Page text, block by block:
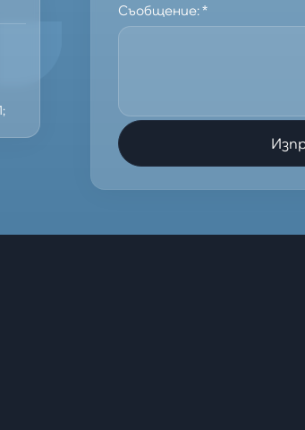
Съобщение:*